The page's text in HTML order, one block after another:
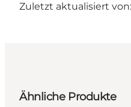
Zuletzt aktualisiert von:
Ähnliche Produkte